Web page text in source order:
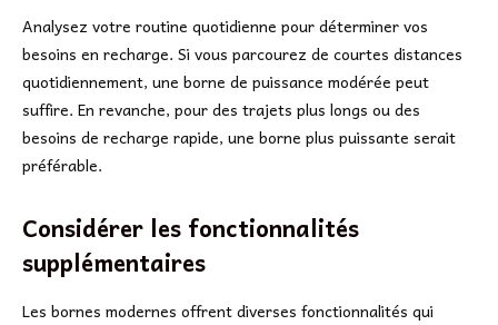
Analysez votre routine quotidienne pour déterminer vos
besoins en recharge. Si vous parcourez de courtes distances
quotidiennement, une borne de puissance modérée peut
suffire. En revanche, pour des trajets plus longs ou des
besoins de recharge rapide, une borne plus puissante serait
préférable.
Considérer les fonctionnalités
supplémentaires
Les bornes modernes offrent diverses fonctionnalités qui